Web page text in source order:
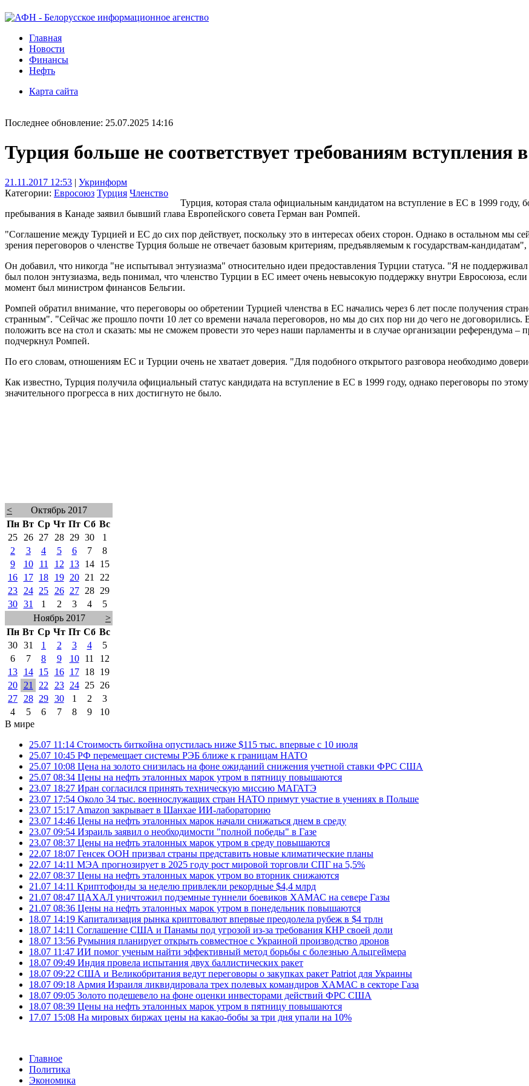
Главная
Новости
Финансы
Нефть
Карта сайта
Последнее обновление: 25.07.2025 14:16
Турция больше не соответствует требованиям вступления
21.11.2017 12:53 | Укринформ
Категории: Евросоюз Турция Членство
Турция, которая стала официальным кандидатом на вступление в ЕС в 1999 году,
пребывания в Канаде заявил бывший глава Европейского совета Герман ван Ромпей.
"Соглашение между Турцией и ЕС до сих пор действует, поскольку это в интересах обеих сторон. Однако в остальном мы
зрения переговоров о членстве Турция больше не отвечает базовым критериям, предъявляемым к государствам-
Он добавил, что никогда "не испытывал энтузиазма" относительно идеи предоставления Турции статуса. "Я не
был полон энтузиазма, ведь понимал, что членство Турции в ЕС имеет очень невысокую поддержку внутри Евросоюза,
момент был министром финансов Бельгии.
Ромпей обратил внимание, что переговоры оо обретении Турцией членства в ЕС начались через 6 лет после получения
странным". "Сейчас же прошло почти 10 лет со времени начала переговоров, но мы до сих пор ни до чего не договорились.
положить все на стол и сказать: мы не сможем провести это через наши парламенты и в случае организации референдума
подчеркнул Ромпей.
По его словам, отношениям ЕС и Турции очень не хватает доверия. "Для подобного открытого разговора необходимо
Как известно, Турция получила официальный статус кандидата на вступление в ЕС в 1999 году, однако переговоры по
значительного прогресса в них достигнуто не было.
<
Октябрь 2017
Пн Вт Ср Чт Пт Сб Вс
25
26 27 28 29 30
1
2
3 4 5 6 7
8
9
10 11 12 13 14
15
16
17 18 19 20 21
22
23
24 25 26 27 28
29
30 31 1 2 3 4
5
Ноябрь 2017
>
Пн Вт Ср Чт Пт Сб Вс
30 31 1 2 3 4
5
6
7 8 9 10 11
12
13
14 15 16 17 18
19
20
21 22 23 24 25
26
27
28 29 30 1 2
3
4
5 6 7 8 9
10
В мире
25.07 11:14 Стоимость биткойна опустилась ниже $115 тыс. впервые с 10 июля
25.07 10:45 РФ перемещает системы РЭБ ближе к границам НАТО
25.07 10:08 Цена на золото снизилась на фоне ожиданий снижения учетной ставки ФРС США
25.07 08:34 Цены на нефть эталонных марок утром в пятницу повышаются
23.07 18:27 Иран согласился принять техническую миссию МАГАТЭ
23.07 17:54 Около 34 тыс. военнослужащих стран НАТО примут участие в учениях в Польше
23.07 15:17 Amazon закрывает в Шанхае ИИ-лабораторию
23.07 14:46 Цены на нефть эталонных марок начали снижаться днем в среду
23.07 09:54 Израиль заявил о необходимости "полной победы" в Газе
23.07 08:37 Цены на нефть эталонных марок утром в среду повышаются
22.07 18:07 Генсек ООН призвал страны представить новые климатические планы
22.07 14:11 МЭА прогнозирует в 2025 году рост мировой торговли СПГ на 5,5%
22.07 08:37 Цены на нефть эталонных марок утром во вторник снижаются
21.07 14:11 Криптофонды за неделю привлекли рекордные $4,4 млрд
21.07 08:47 ЦАХАЛ уничтожил подземные туннели боевиков ХАМАС на севере Газы
21.07 08:36 Цены на нефть эталонных марок утром в понедельник повышаются
18.07 14:19 Капитализация рынка криптовалют впервые преодолела рубеж в $4 трлн
18.07 14:11 Соглашение США и Панамы под угрозой из-за требования КНР своей доли
18.07 13:56 Румыния планирует открыть совместное с Украиной производство дронов
18.07 11:47 ИИ помог ученым найти эффективный метод борьбы с болезнью Альцгеймера
18.07 09:49 Индия провела испытания двух баллистических ракет
18.07 09:22 США и Великобритания ведут переговоры о закупках ракет Patriot для Украины
18.07 09:18 Армия Израиля ликвидировала трех полевых командиров ХАМАС в секторе Газа
18.07 09:05 Золото подешевело на фоне оценки инвесторами действий ФРС США
18.07 08:39 Цены на нефть эталонных марок утром в пятницу повышаются
17.07 15:08 На мировых биржах цены на какао-бобы за три дня упали на 10%
Главное
Политика
Экономика